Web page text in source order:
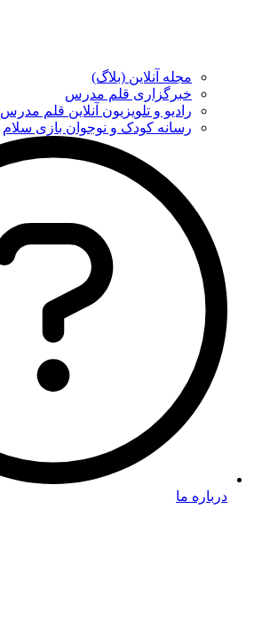
مجله آنلاین (بلاگ)
خبرگزاری قلم مدرس
رادیو و تلویزیون آنلاین قلم مدرس
رسانه کودک و نوجوان بازی سلام
درباره ما